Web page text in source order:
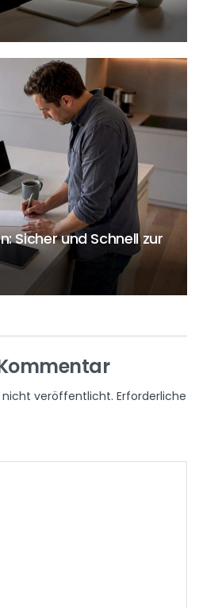
Sicher und Schnell zur
nicht veröffentlicht. Erforderliche